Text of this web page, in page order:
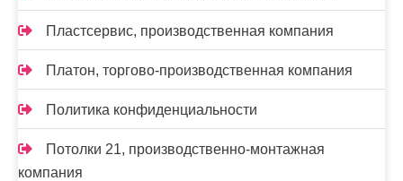
Пластсервис, производственная компания
Платон, торгово-производственная компания
Политика конфиденциальности
Потолки 21, производственно-монтажная
компания